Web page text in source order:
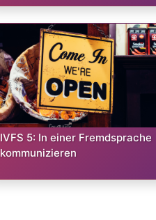
Kurs:
IVFS 5: In einer Fremdsprache
kommunizieren